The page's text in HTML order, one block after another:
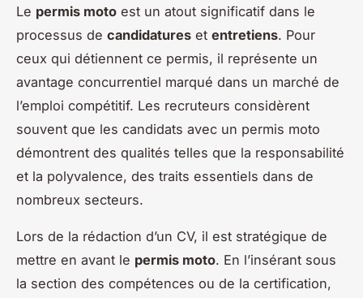
Le permis moto est un atout significatif dans le
processus de candidatures et entretiens. Pour
ceux qui détiennent ce permis, il représente un
avantage concurrentiel marqué dans un marché de
l’emploi compétitif. Les recruteurs considèrent
souvent que les candidats avec un permis moto
démontrent des qualités telles que la responsabilité
et la polyvalence, des traits essentiels dans de
nombreux secteurs.
Lors de la rédaction d’un CV, il est stratégique de
mettre en avant le permis moto. En l’insérant sous
la section des compétences ou de la certification,